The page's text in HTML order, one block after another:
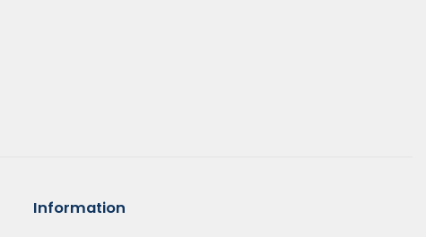
Information